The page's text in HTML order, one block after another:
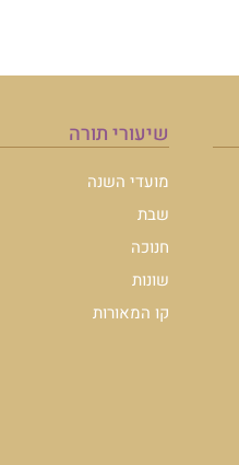
שיעורי תורה
מועדי השנה
שבת
חנוכה
שונות
קו המאורות